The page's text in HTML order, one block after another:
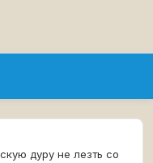
дуру не лезть со